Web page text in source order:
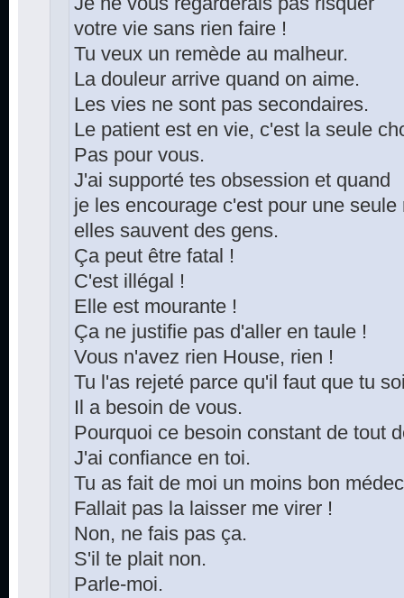
votre vie sans rien faire !
Tu veux un remède au malheur.
La douleur arrive quand on aime.
Les vies ne sont pas secondaires.
Le patient est en vie, c'est la seule
Pas pour vous.
J'ai supporté tes obsession et quand
je les encourage c'est pour une seule
elles sauvent des gens.
Ça peut être fatal !
C'est illégal !
Elle est mourante !
Ça ne justifie pas d'aller en taule !
Vous n'avez rien House, rien !
Tu l'as rejeté parce qu'il faut que tu
Il a besoin de vous.
Pourquoi ce besoin constant de tout
J'ai confiance en toi.
Tu as fait de moi un moins bon
Fallait pas la laisser me virer !
Non, ne fais pas ça.
S'il te plait non.
Parle-moi.